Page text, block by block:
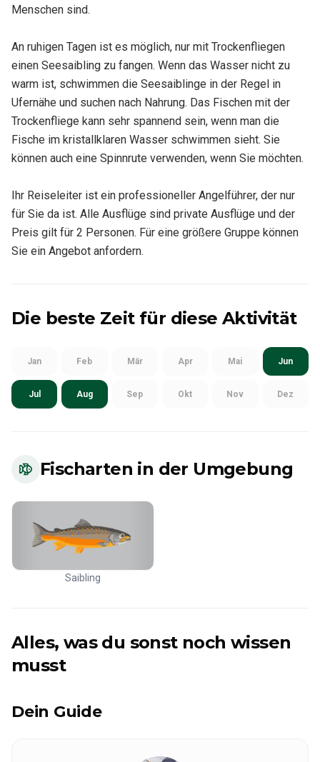
Menschen sind.
An ruhigen Tagen ist es möglich, nur mit Trockenfliegen
einen Seesaibling zu fangen. Wenn das Wasser nicht zu
warm ist, schwimmen die Seesaiblinge in der Regel in
Ufernähe und suchen nach Nahrung. Das Fischen mit der
Trockenfliege kann sehr spannend sein, wenn man die
Fische im kristallklaren Wasser schwimmen sieht. Sie
können auch eine Spinnrute verwenden, wenn Sie möchten.
Ihr Reiseleiter ist ein professioneller Angelführer, der nur
für Sie da ist. Alle Ausflüge sind private Ausflüge und der
Preis gilt für 2 Personen. Für eine größere Gruppe können
Sie ein Angebot anfordern.
Die beste Zeit für diese Aktivität
Jan Feb Mär Apr Mai Jun
Jul Aug Sep Okt Nov Dez
Fischarten in der Umgebung
Saibling
Alles, was du sonst noch wissen
musst
Dein Guide